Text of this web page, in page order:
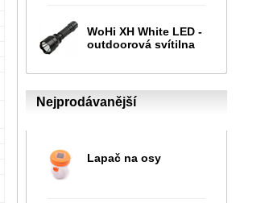
WoHi XH White LED -
outdoorová svítilna
Nejprodávanější
Lapač na osy